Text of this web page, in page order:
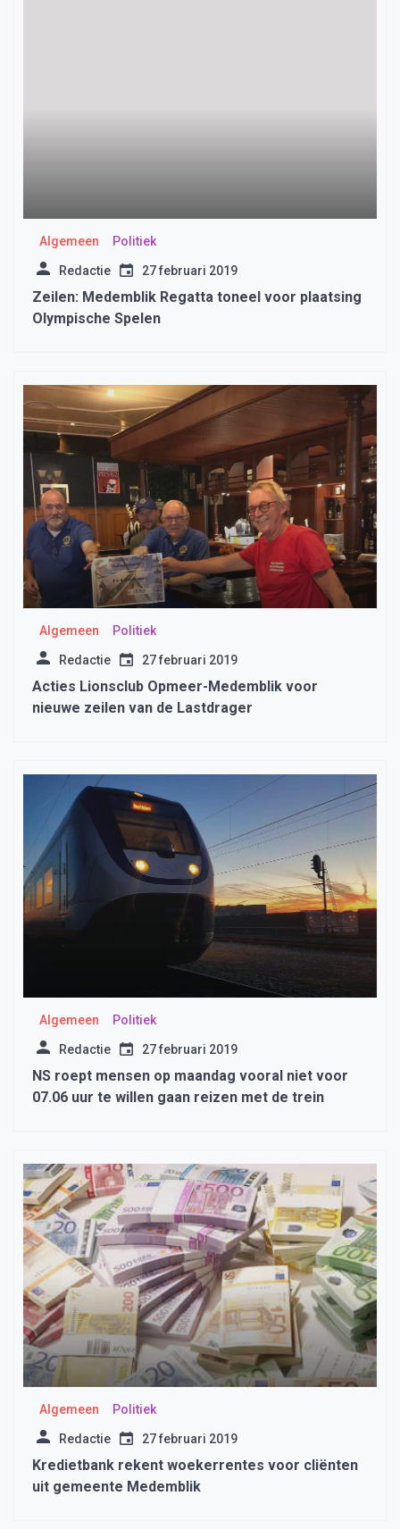
Algemeen Politiek
Redactie 27 februari 2019
Zeilen: Medemblik Regatta toneel voor plaatsing
Olympische Spelen
Algemeen Politiek
Redactie 27 februari 2019
Acties Lionsclub Opmeer-Medemblik voor
nieuwe zeilen van de Lastdrager
Algemeen Politiek
Redactie 27 februari 2019
NS roept mensen op maandag vooral niet voor
07.06 uur te willen gaan reizen met de trein
Algemeen Politiek
Redactie 27 februari 2019
Kredietbank rekent woekerrentes voor cliënten
uit gemeente Medemblik